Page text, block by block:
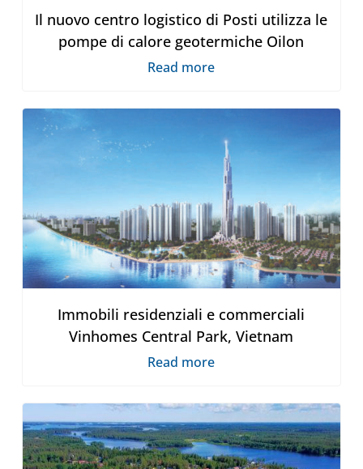
Il nuovo centro logistico di Posti utilizza le
pompe di calore geotermiche Oilon
Read more
Immobili residenziali e commerciali
Vinhomes Central Park, Vietnam
Read more